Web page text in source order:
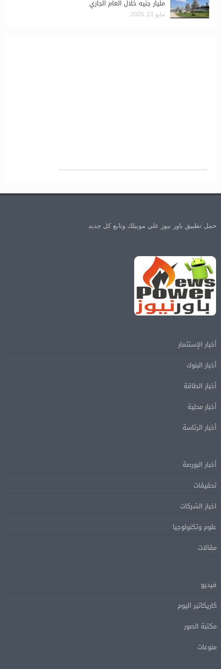
مليار جنيه خلال العام الجاري
مايو 21, 2026
حمل تطبيق باور نيوز علي موبيلك وتابع كل جديد
أخبار الإستثمار
أخبار البنوك
أخبار الطاقة
أخبار محلية
أخبار الرئاسة
أخبار البورصة
تحقيقات
اخبار الشركات
علوم وتكنولوجيا
مقالات
فيديو
كاريكاتير اليوم
مكتبة الصور
منوعات